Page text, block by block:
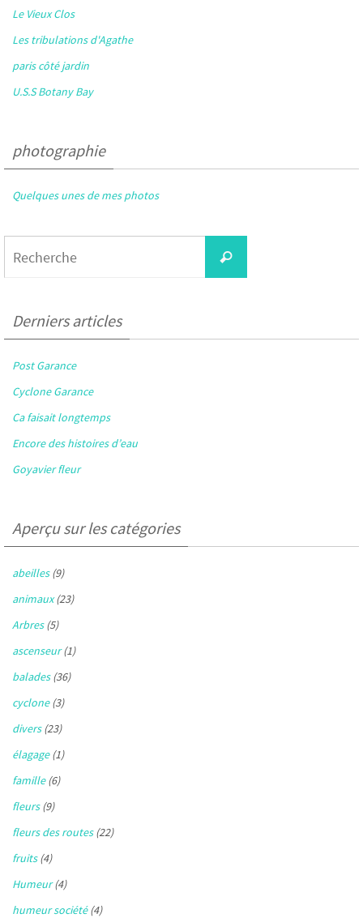
Le Vieux Clos
Les tribulations d'Agathe
paris côté jardin
U.S.S Botany Bay
photographie
Quelques unes de mes photos
Recherche
Derniers articles
Post Garance
Cyclone Garance
Ca faisait longtemps
Encore des histoires d’eau
Goyavier fleur
Aperçu sur les catégories
abeilles(9)
animaux(23)
Arbres(5)
ascenseur(1)
balades(36)
cyclone(3)
divers(23)
élagage(1)
famille(6)
fleurs(9)
fleurs des routes(22)
fruits(4)
Humeur(4)
humeur société(4)